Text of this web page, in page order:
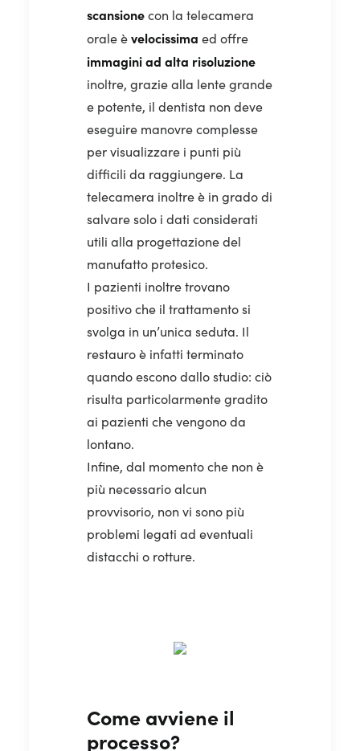
scansionecon la telecamera
orale èvelocissima ed offre
immaginiad alta risoluzione
inoltre, grazie alla lente grande
e potente, il dentista non deve
eseguire manovre complesse
per visualizzare i punti più
difficili da raggiungere. La
telecamera inoltre è in grado di
salvare solo i dati considerati
utili alla progettazione del
manufatto protesico.
I pazienti inoltre trovano
positivo che il trattamento si
svolga in un’unica seduta. Il
restauro è infatti terminato
quando escono dallo studio: ciò
risulta particolarmente gradito
ai pazienti che vengono da
lontano.
Infine, dal momento che non è
più necessario alcun
provvisorio, non vi sono più
problemi legati ad eventuali
distacchi o rotture.
Come avviene il
processo?